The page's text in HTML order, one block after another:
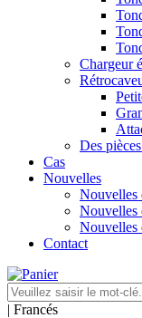
Chargeur
Des
Cas
Nouvelles
Nouvelles
Nouvelles
Nouvelles
Contact
| Francés